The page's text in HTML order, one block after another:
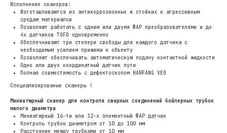
Исполнение сканеров:
Изготавливаются из антикоррозионных и стойких к агрессивным
средам материалов
Позволяют работать с одним или двумя ФАР преобразователями и до
4х датчиков TOFD одновременно
Обеспечнивают три степери свободы для каждого датчика с
необходимым усилием прижима к объекту
Позволяют обеспечивать автоматическую подачу контактной жидкости
Одно или двух координатный датчик пути
Полная совместимость с дефектоскопом HARFANG VEO
Специализированые сканеры !
Миниатюрный сканер для контроля сварных соединений бойлерных трубок
малого диаметра
Миниатюрный 16-ти или 32-х элементный ФАР датчик
Контроль трубок диаметром от 10 до 100 мм
Расстояние между трубками от 10 мм